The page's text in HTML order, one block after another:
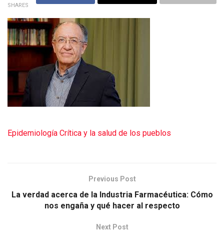
SHARES
Epidemiología Crítica y la salud de los pueblos
Previous Post
La verdad acerca de la Industria Farmacéutica: Cómo
nos engaña y qué hacer al respecto
Next Post